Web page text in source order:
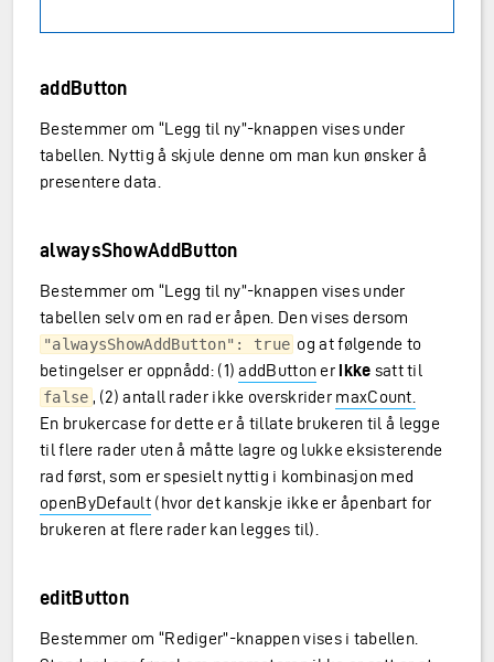
addButton
Bestemmer om “Legg til ny”-knappen vises under
tabellen. Nyttig å skjule denne om man kun ønsker å
presentere data.
alwaysShowAddButton
Bestemmer om “Legg til ny”-knappen vises under
tabellen selv om en rad er åpen. Den vises dersom
"alwaysShowAddButton": true og at følgende to
betingelser er oppnådd: (1)addButton er ikke satt til
false , (2) antall rader ikke overskrider maxCount.
En brukercase for dette er å tillate brukeren til å legge
til flere rader uten å måtte lagre og lukke eksisterende
rad først, som er spesielt nyttig i kombinasjon med
openByDefault(hvor det kanskje ikke er åpenbart for
brukeren at flere rader kan legges til).
editButton
Bestemmer om “Rediger”-knappen vises i tabellen.